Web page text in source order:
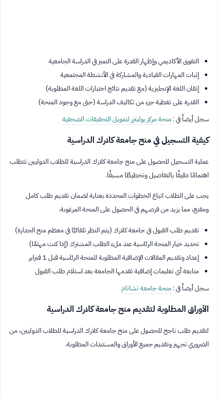
التفوق الأكاديمي وإظهار القدرة على التميز في الدراسة الجامعية
إثبات المهارات القيادية والمشاركة في الأنشطة المجتمعية
إتقان اللغة الإنجليزية (مع تقديم نتائج اختبارات اللغة المطلوبة)
القدرة على تغطية جزء من تكاليف الدراسة (حتى مع وجود المنحة)
سجل أيضاً في :منحة مركز بوليتزر لتمويل التحقيقات الصحفية
كيفية التسجيل في منح جامعة كلارك الدراسية
عملية التسجيل للحصول على منح جامعة كلارك الدراسية للطلاب الدوليين تتطلب
اهتمامًا دقيقًا بالتفاصيل وتخطيطًا مسبقًا.
يجب على الطلاب اتباع الخطوات المحددة بعناية لضمان تقديم طلب كامل
ومقنع، مما يزيد من فرصهم في الحصول على المنحة المرغوبة.
تقديم طلب القبول في جامعة كلارك (يتم النظر تلقائيًا في معظم منح الجدارة)
تحديد خيار المنحة الرئاسية عند ملء الطلب المشترك (إذا كنت مهتمًا)
إعداد وتقديم المقالات الإضافية المطلوبة للمنحة الرئاسية قبل 1 فبراير
متابعة أي تعليمات إضافية تقدمها الجامعة بعد استلام طلب القبول
سجل أيضاً في :منحة جامعة تشاتام
الأوراق المطلوبة لتقديم منح جامعة كلارك الدراسية
لتقديم طلب ناجح للحصول على منح جامعة كلارك الدراسية للطلاب الدوليين، من
الضروري تجهيز وتقديم جميع الأوراق والمستندات المطلوبة.